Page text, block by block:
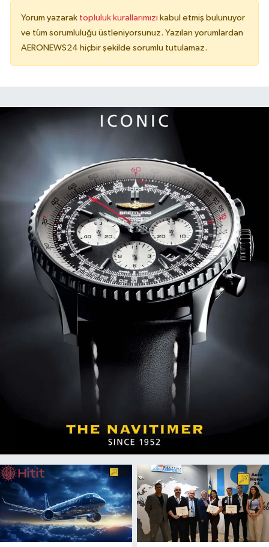
Yorum yazarak topluluk kurallarımızı kabul etmiş bulunuyor
ve tüm sorumluluğu üstleniyorsunuz. Yazılan yorumlardan
AERONEWS24 hiçbir şekilde sorumlu tutulamaz.